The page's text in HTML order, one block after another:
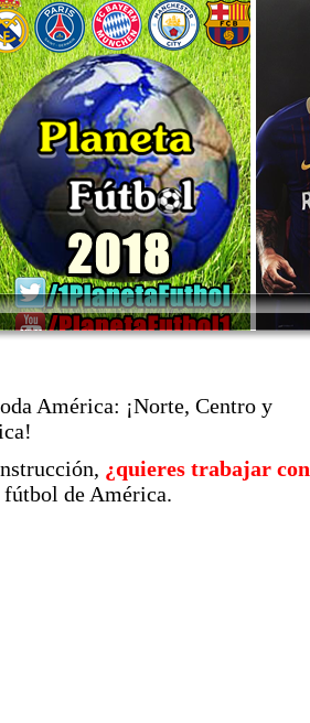
América: ¡Norte, Centro y
¿quieres trabajar con
fútbol de América.